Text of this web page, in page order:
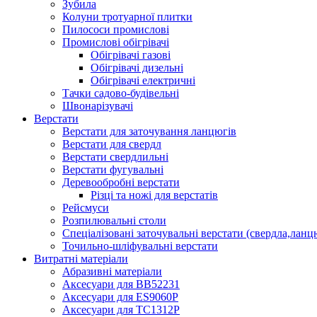
Зубила
Колуни тротуарної плитки
Пилососи промислові
Промислові обігрівачі
Обігрівачі газові
Обігрівачі дизельні
Обігрівачі електричні
Тачки садово-будівельні
Швонарізувачі
Верстати
Верстати для заточування ланцюгів
Верстати для свердл
Верстати свердлильні
Верстати фугувальні
Деревообробні верстати
Різці та ножі для верстатів
Рейсмуси
Розпилювальні столи
Спеціалізовані заточувальні верстати
Точильно-шліфувальні верстати
Витратні матеріали
Абразивні матеріали
Аксесуари для BB52231
Аксесуари для ES9060P
Аксесуари для TC1312P